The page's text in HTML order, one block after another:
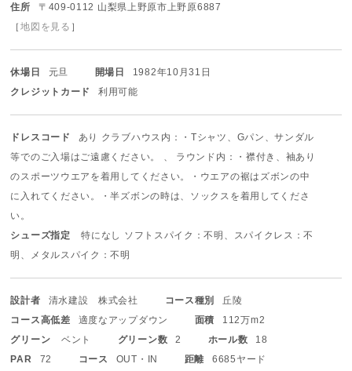
住所
〒409-0112 山梨県上野原市上野原6887
［地図を見る ］
休場日 元旦 開場日
1982年10月31日
クレジットカード
利用可能
ドレスコード
あり クラブハウス内：・Tシャツ、Gパン、サンダル
等でのご入場はご遠慮ください。 、 ラウンド内：・襟付き、袖あり
のスポーツウエアを着用してください。
・ウエアの裾はズボンの中
に入れてください。
・半ズボンの時は、ソックスを着用してくださ
い。
シューズ指定
特になし ソフトスパイク：不明、スパイクレス：不
明、メタルスパイク：不明
設計者 清水建設 株式会社 コース種別
丘陵
コース高低差
適度なアップダウン 面積
112万m2
グリーン
ベント グリーン数 2 ホール数
18
PAR
72 コース OUT・IN 距離
6685ヤード